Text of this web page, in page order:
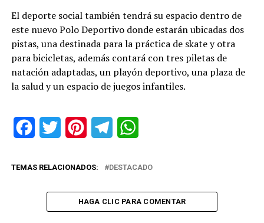
El deporte social también tendrá su espacio dentro de
este nuevo Polo Deportivo donde estarán ubicadas dos
pistas, una destinada para la práctica de skate y otra
para bicicletas, además contará con tres piletas de
natación adaptadas, un playón deportivo, una plaza de
la salud y un espacio de juegos infantiles.
FacebookTwitter PinterestTelegram
TEMAS RELACIONADOS: DESTACADO
HAGA CLIC PARA COMENTAR